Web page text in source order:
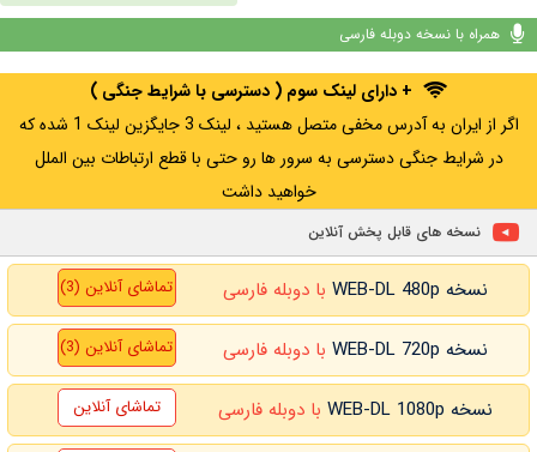
همراه با نسخه دوبله فارسی
+ دارای لینک سوم ( دسترسی با شرایط جنگی )
اگر از ایران به آدرس مخفی متصل هستید ، لینک 3 جایگزین لینک 1 شده که
در شرایط جنگی دسترسی به سرور ها رو حتی با قطع ارتباطات بین الملل
خواهید داشت
نسخه های قابل پخش آنلاین
نسخه WEB-DL 480p با دوبله فارسی تماشای آنلاین (3)
نسخه WEB-DL 720p با دوبله فارسی تماشای آنلاین (3)
نسخه WEB-DL 1080p با دوبله فارسی تماشای آنلاین